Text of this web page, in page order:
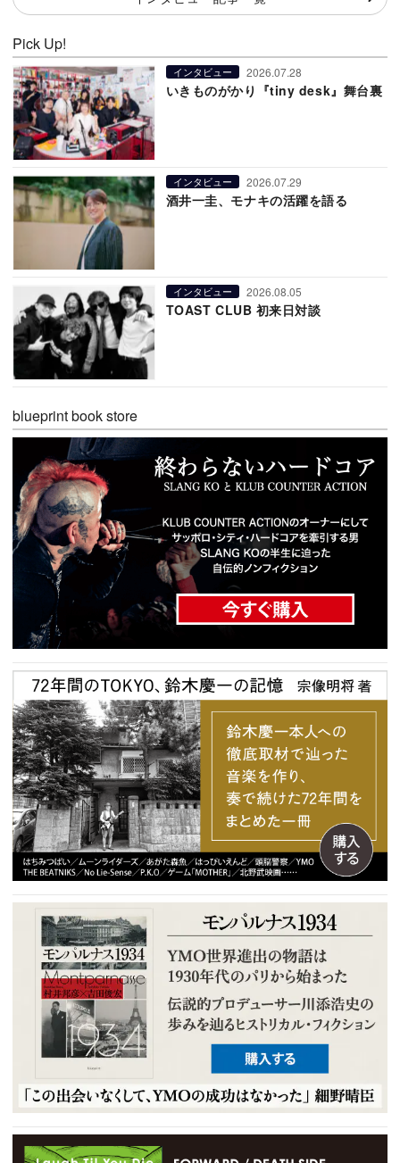
Pick Up!
インタビュー 2026.07.28
いきものがかり『tiny desk』舞台裏
インタビュー 2026.07.29
酒井一圭、モナキの活躍を語る
インタビュー 2026.08.05
TOAST CLUB 初来日対談
blueprint book store